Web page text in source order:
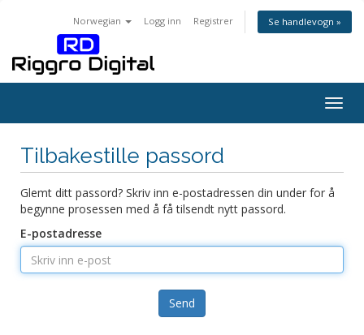
Norwegian Logg inn Registrer Se handlevogn »
Tilbakestille passord
Glemt ditt passord? Skriv inn e-postadressen din under for å
begynne prosessen med å få tilsendt nytt passord.
E-postadresse
Send